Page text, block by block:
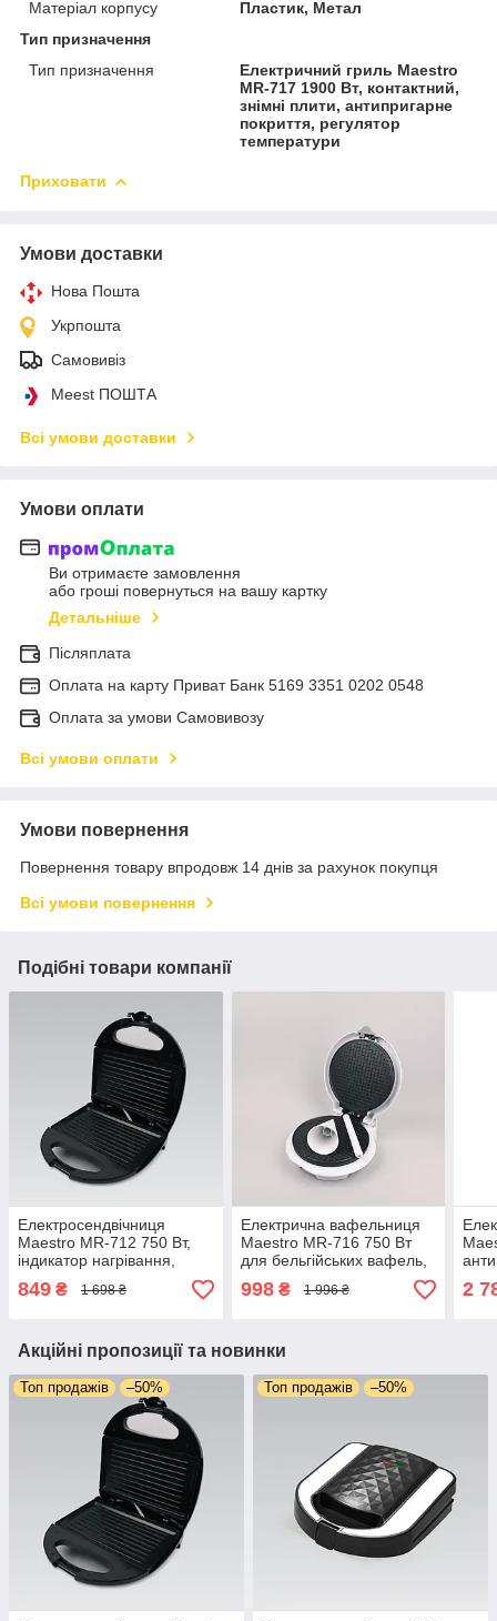
Матеріал корпусу
Пластик, Метал
Тип призначення
Тип призначення
Електричний гриль Maestro
MR-717 1900 Вт, контактний,
знімні плити, антипригарне
покриття, регулятор
температури
Приховати
Умови доставки
Нова Пошта
Укрпошта
Самовивіз
Meest ПОШТА
Всі умови доставки
Умови оплати
Ви отримаєте замовлення
або гроші повернуться на вашу картку
Детальніше
Післяплата
Оплата на карту Приват Банк 5169 3351 0202 0548
Оплата за умови Самовивозу
Всі умови оплати
Умови повернення
Повернення товару впродовж 14 днів за рахунок покупця
Всі умови повернення
Подібні товари компанії
Електросендвічниця
Maestro MR-712 750 Вт,
індикатор нагрівання,
гриль-решітка
849 ₴ 1 698 ₴
Електрична вафельниця
Maestro MR-716 750 Вт
для бельгійських вафель,
антипригарне покриття
998₴ 1 996 ₴ 2
Акційні пропозиції та новинки
Топ продажів –50% Топ продажів –50%